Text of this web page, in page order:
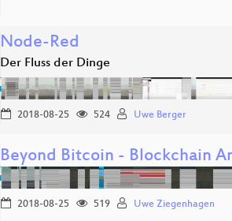
Node-Red
Der Fluss der Dinge
2018-08-25 524 Uwe Berger
Beyond Bitcoin - Blockchain
2018-08-25 519 Uwe Ziegenhagen